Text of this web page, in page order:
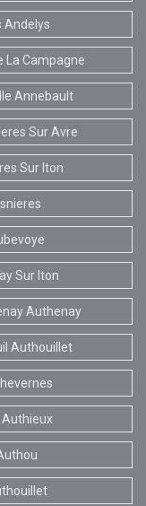
Andelys
La Campagne
Annebault
Sur Avre
Sur Iton
Sur Iton
Authenay
Authouillet
Authieux